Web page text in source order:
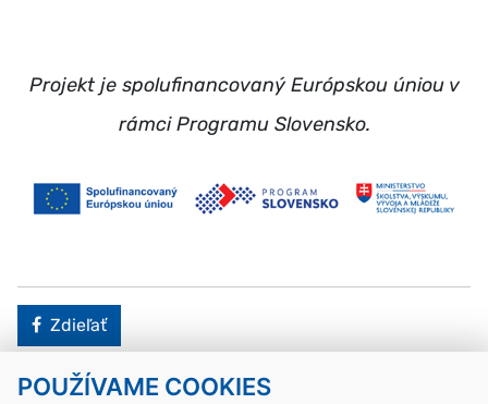
POUŽÍVAME COOKIES
Projekt je spolufinancovaný Európskou úniou v
rámci Programu Slovensko.
Facebook
Zdieľať